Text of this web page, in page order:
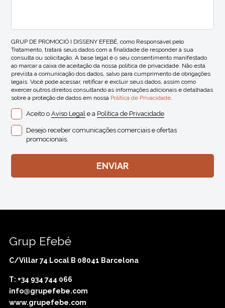
GRUP DE PROMOCIÓ I DISSENY EFEBÉ, como Responsável pelo
Tratamento, tratará seus dados com a finalidade de responder à sua
consulta ou solicitação. A base legal é o seu consentimento manifestado
ao marcar a caixa de aceitação da nossa política de privacidade. Não está
prevista a comunicação dos dados, salvo para cumprimento de obrigações
legais. Você pode acessar, retificar e excluir seus dados, assim como
exercer outros direitos consultando as informações adicionais e detalhadas
sobre a proteção de dados em nossa Política de Privacidade
Aceito oAviso Legal e a Política de Privacidade
Desejo receber comunicações comerciais e ofertas
promocionais.
Grup Efebé
C/Villar 74 Local B 08041 Barcelona
T: +34 934 744 066
info@grupefebe.com
www.grupefebe.com